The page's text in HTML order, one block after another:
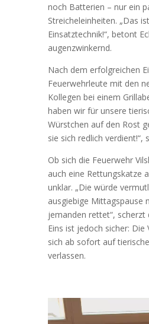
noch Batterien – nur ein
Streicheleinheiten. „Das
Einsatztechnik!“, betont
augenzwinkernd.
Nach dem erfolgreichen
Feuerwehrleute mit den
Kollegen bei einem
haben wir für unsere
Würstchen auf den Rost
sie sich redlich verdient!“,
Ob sich die Feuerwehr
auch eine Rettungskatze
unklar. „Die würde
ausgiebige Mittagspause
jemanden rettet“,
Eins ist jedoch sicher: Die
sich ab sofort auf
verlassen.